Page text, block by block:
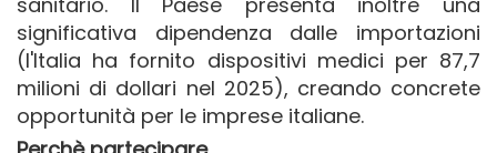
significativa dipendenza dalle importazioni
(l'Italia ha fornito dispositivi medici per 87,7
milioni di dollari nel 2025), creando concrete
opportunità per le imprese italiane.